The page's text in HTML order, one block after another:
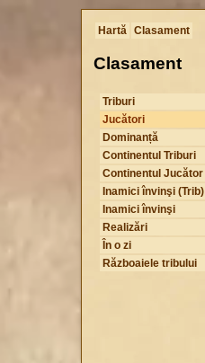
Hartă Clasament
Clasament
Triburi
Jucători
Dominanță
Continentul Triburi
Continentul Jucător
Inamici învinşi (Trib)
Inamici învinşi
Realizări
În o zi
Războaiele tribului